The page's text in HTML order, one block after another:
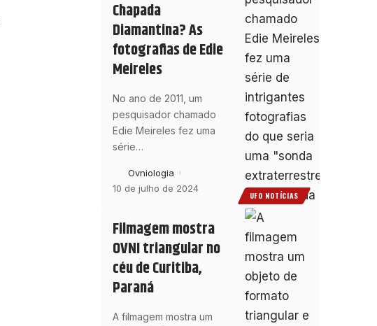
UFO NOTÍCIAS
Chapada
Diamantina? As
fotografias de Edie
Meireles
No ano de 2011, um
pesquisador chamado
Edie Meireles fez uma
série…
Ovniologia
10 de julho de 2024
Filmagem mostra
OVNI triangular no
céu de Curitiba,
Paraná
A filmagem mostra um